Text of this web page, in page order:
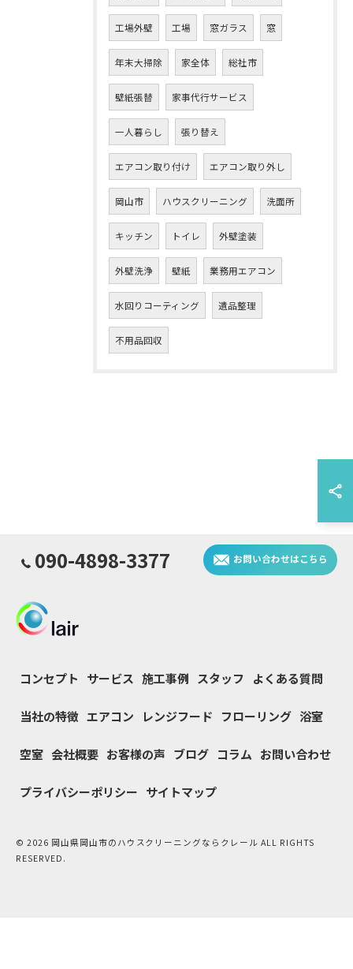
工場外壁 工場 窓ガラス 窓
年末大掃除 家全体 総社市
壁紙張替 家事代行サービス
一人暮らし 張り替え
エアコン取り付け エアコン取り外し
岡山市 ハウスクリーニング 洗面所
キッチン トイレ 外壁塗装
外壁洗浄 壁紙 業務用エアコン
水回りコーティング 遺品整理
不用品回収
090-4898-3377 お問い合わせはこちら
コンセプト サービス 施工事例 スタッフ よくある質問
当社の特徴 エアコン レンジフード フローリング 浴室
空室 会社概要 お客様の声 ブログ コラム お問い合わせ
プライバシーポリシー サイトマップ
© 2026 岡山県岡山市のハウスクリーニングならクレール ALL RIGHTS
RESERVED.